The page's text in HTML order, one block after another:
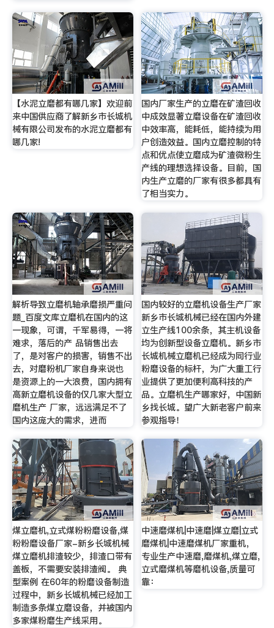
【水泥立磨都有哪几家】欢迎前
来中国供应商了解新乡市长城机
械有限公司发布的水泥立磨都有
哪几家!
国内厂家生产的立磨在矿渣回收
中成效显著立磨设备在矿渣回收
中效率高，能耗低，能持续为用
户创造效益。国内立磨控制的特
点和优点使立磨成为矿渣微粉生
产线的理想选择设备。目前，国
内生产立磨的厂家有很多都具有
了相当实力。
解析导致立磨机轴承磨损严重问
题_百度文库立磨机在国内的这
一现象，可谓，千军易得，一将
难求，落后的产 品销售出去
了，是对客户的损害，销售不出
去，对磨粉机厂家自身来说也
是资源上的一大浪费，国内拥有
高新立磨机设备的仅几家大型立
磨机生产 厂家，远远满足不了
国内这庞大的需求，进而
国内较好的立磨机设备生产厂家
新乡市长城机械已经在国内外建
立生产线100余条，其主机设备
均为创新型设备立磨机。新乡市
长城机械立磨机已经成为同行业
粉磨设备的标杆，为广大重工行
业提供了更加便利高科技的产
品。立磨机生产哪家好，中国新
乡找长城。望广大新老客户前来
参观指导！
煤立磨机,立式煤粉粉磨设备,煤
粉粉磨设备厂家-新乡长城机械
煤立磨机排渣较少，排渣口带有
盖板，不需要安装排渣阀。 典
型案例 在60年的粉磨设备制造
过程中，新乡长城机械已经加工
制造多条煤立磨设备，并被国内
多家煤粉磨生产线采用。
中速磨煤机|中速磨|煤立磨|立式
磨煤机|中速磨煤机厂家重机，
专业生产中速磨,磨煤机,煤立磨,
立式磨煤机等磨机设备,质量可
靠：